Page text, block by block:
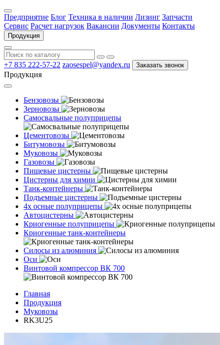
Предприятие Блог Техника в наличии Лизинг Запчасти
Сервис Расчет нагрузок Вакансии Документы Контакты
Продукция
+7 835 222-57-22 zaosespel@yandex.ru Заказать звонок
Продукция
Бензовозы
Зерновозы
Самосвальные полуприцепы
Цементовозы
Битумовозы
Муковозы
Газовозы
Пищевые цистерны
Цистерны для химии
Танк-контейнеры
Подъемные цистерны
4х осные полуприцепы
Автоцистерны
Криогенные полуприцепы
Криогенные танк-контейнеры
Силосы из алюминия
Оси
Винтовой компрессор ВК 700
Главная
Продукция
Муковозы
RK3U25